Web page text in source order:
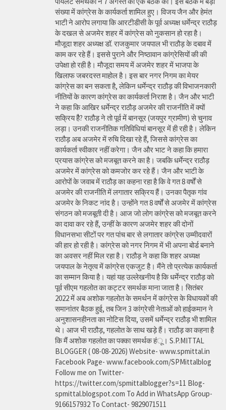
संख्या में कांग्रेस के कार्यकर्ता शामिल हुए। विजय जैन और हेमंत
भाटी ने आरोप लगाया कि आरटीडीसी के पूर्व अध्यक्ष धर्मेन्द्र राठौड़
के दखल से अजमेर शहर में कांग्रेस को नुकसान हो रहा है।
मौजूदा शहर अध्यक्ष डॉ. राजकुमार जयपाल भी राठौड़ के दबाव में
काम कर रहे हैं। इससे पुराने और निष्ठावान कांग्रेसियों की की
उपेक्षा हो रही है। मौजूदा समय में अजमेर शहर में भाजपा के
खिलाफ जबरदस्त माहोल है। इस बार नगर निगम का मेयर
कांग्रेस का बन सकता है, लेकिन धर्मेन्द्र राठौड़ की विभाजनकारी
नीतियों के कारण कांग्रेस का कार्यकर्ता निराश है। जैन और भाटी
ने कहा कि आखिर धर्मेन्द्र राठौड़ अजमेर की राजनीति में क्यों
सक्रिय हैै? राठौड़ ने तो पूर्व में बानसूर (जयपुर ग्रामीण) से चुनाव
लड़ा। उनकी राजनीतिक गतिविधियां बानसूर में ही रही है। लेकिन
राठौड़ अब अजमेर में रुचि दिखा रहे हैं, जिससे कांग्रेस का
कार्यकर्ता स्वीकार नहीं करेगा। जैन और भाट ने कहा कि हमारा
प्रयास कांग्रेस को मजबूत करने का है। जबकि धर्मेन्द्र राठौड़
अजमेर में कांग्रेस को कमजोर कर रहे हैं। जैन और भाटी के
आरोपों के जवाब में राठौड़ का कहना रहा है कि वे गत 8 वर्षों से
अजमेर की राजनीति में लगातार सक्रिय हैं। उनका पैतृक गांव
अजमेर के निकट नांद है। उन्होंने गत 8 वर्षों से अजमेर में कांग्रेस
संगठन को मजबूती दी है। आज जो लोग कांग्रेस को मजबूत करने
का दावा कर रहे हैं, उन्हीं के कारण अजमेर शहर की दोनों
विधानसभा सीटों पर गत पांच बार से लगातार कांग्रेस उम्मीदवारों
की हार हो रही है। कांग्रेस को नगर निगम में भी अपना बोर्ड बनाने
का अवसर नहीं मिल रहा है। राठौड़ ने कहा कि शहर अध्यक्ष
जयपाल के नेतृत्व में कांग्रेस एकजुट है। मैंने तो प्रत्येक कार्यकर्ता
का सम्मान किया है। यहां यह उल्लेखनीय है कि धर्मेन्द्र राठौड़ को
पूर्व सीएम गहलोत का कट्टर समर्थक माना जाता है। सितंबर
2022 में अब अशोक गहलोत के समर्थन में कांग्रेस के विधायकों की
समानांतर बैठक हुई, तब जिन 3 कांग्रेसी नेताओं को हाईकमान ने
अनुशासनहीनता का नोटिस दिया, उसमें धर्मेन्द्र राठौड़ भी शामिल
थे। आज भी राठौड़, गहलोत के साथ खड़े हैं। राठौड़ का कहना है
कि मैं अशोक गहलोत का पक्का समर्थक हंू। S.P.MITTAL
BLOGGER ( 08-08-2026) Website- www.spmittal.in
Facebook Page- www.facebook.com/SPMittalblog
Follow me on Twitter-
https://twitter.com/spmittalblogger?s=11 Blog-
spmittal.blogspot.com To Add in WhatsApp Group-
9166157932 To Contact- 9829071511